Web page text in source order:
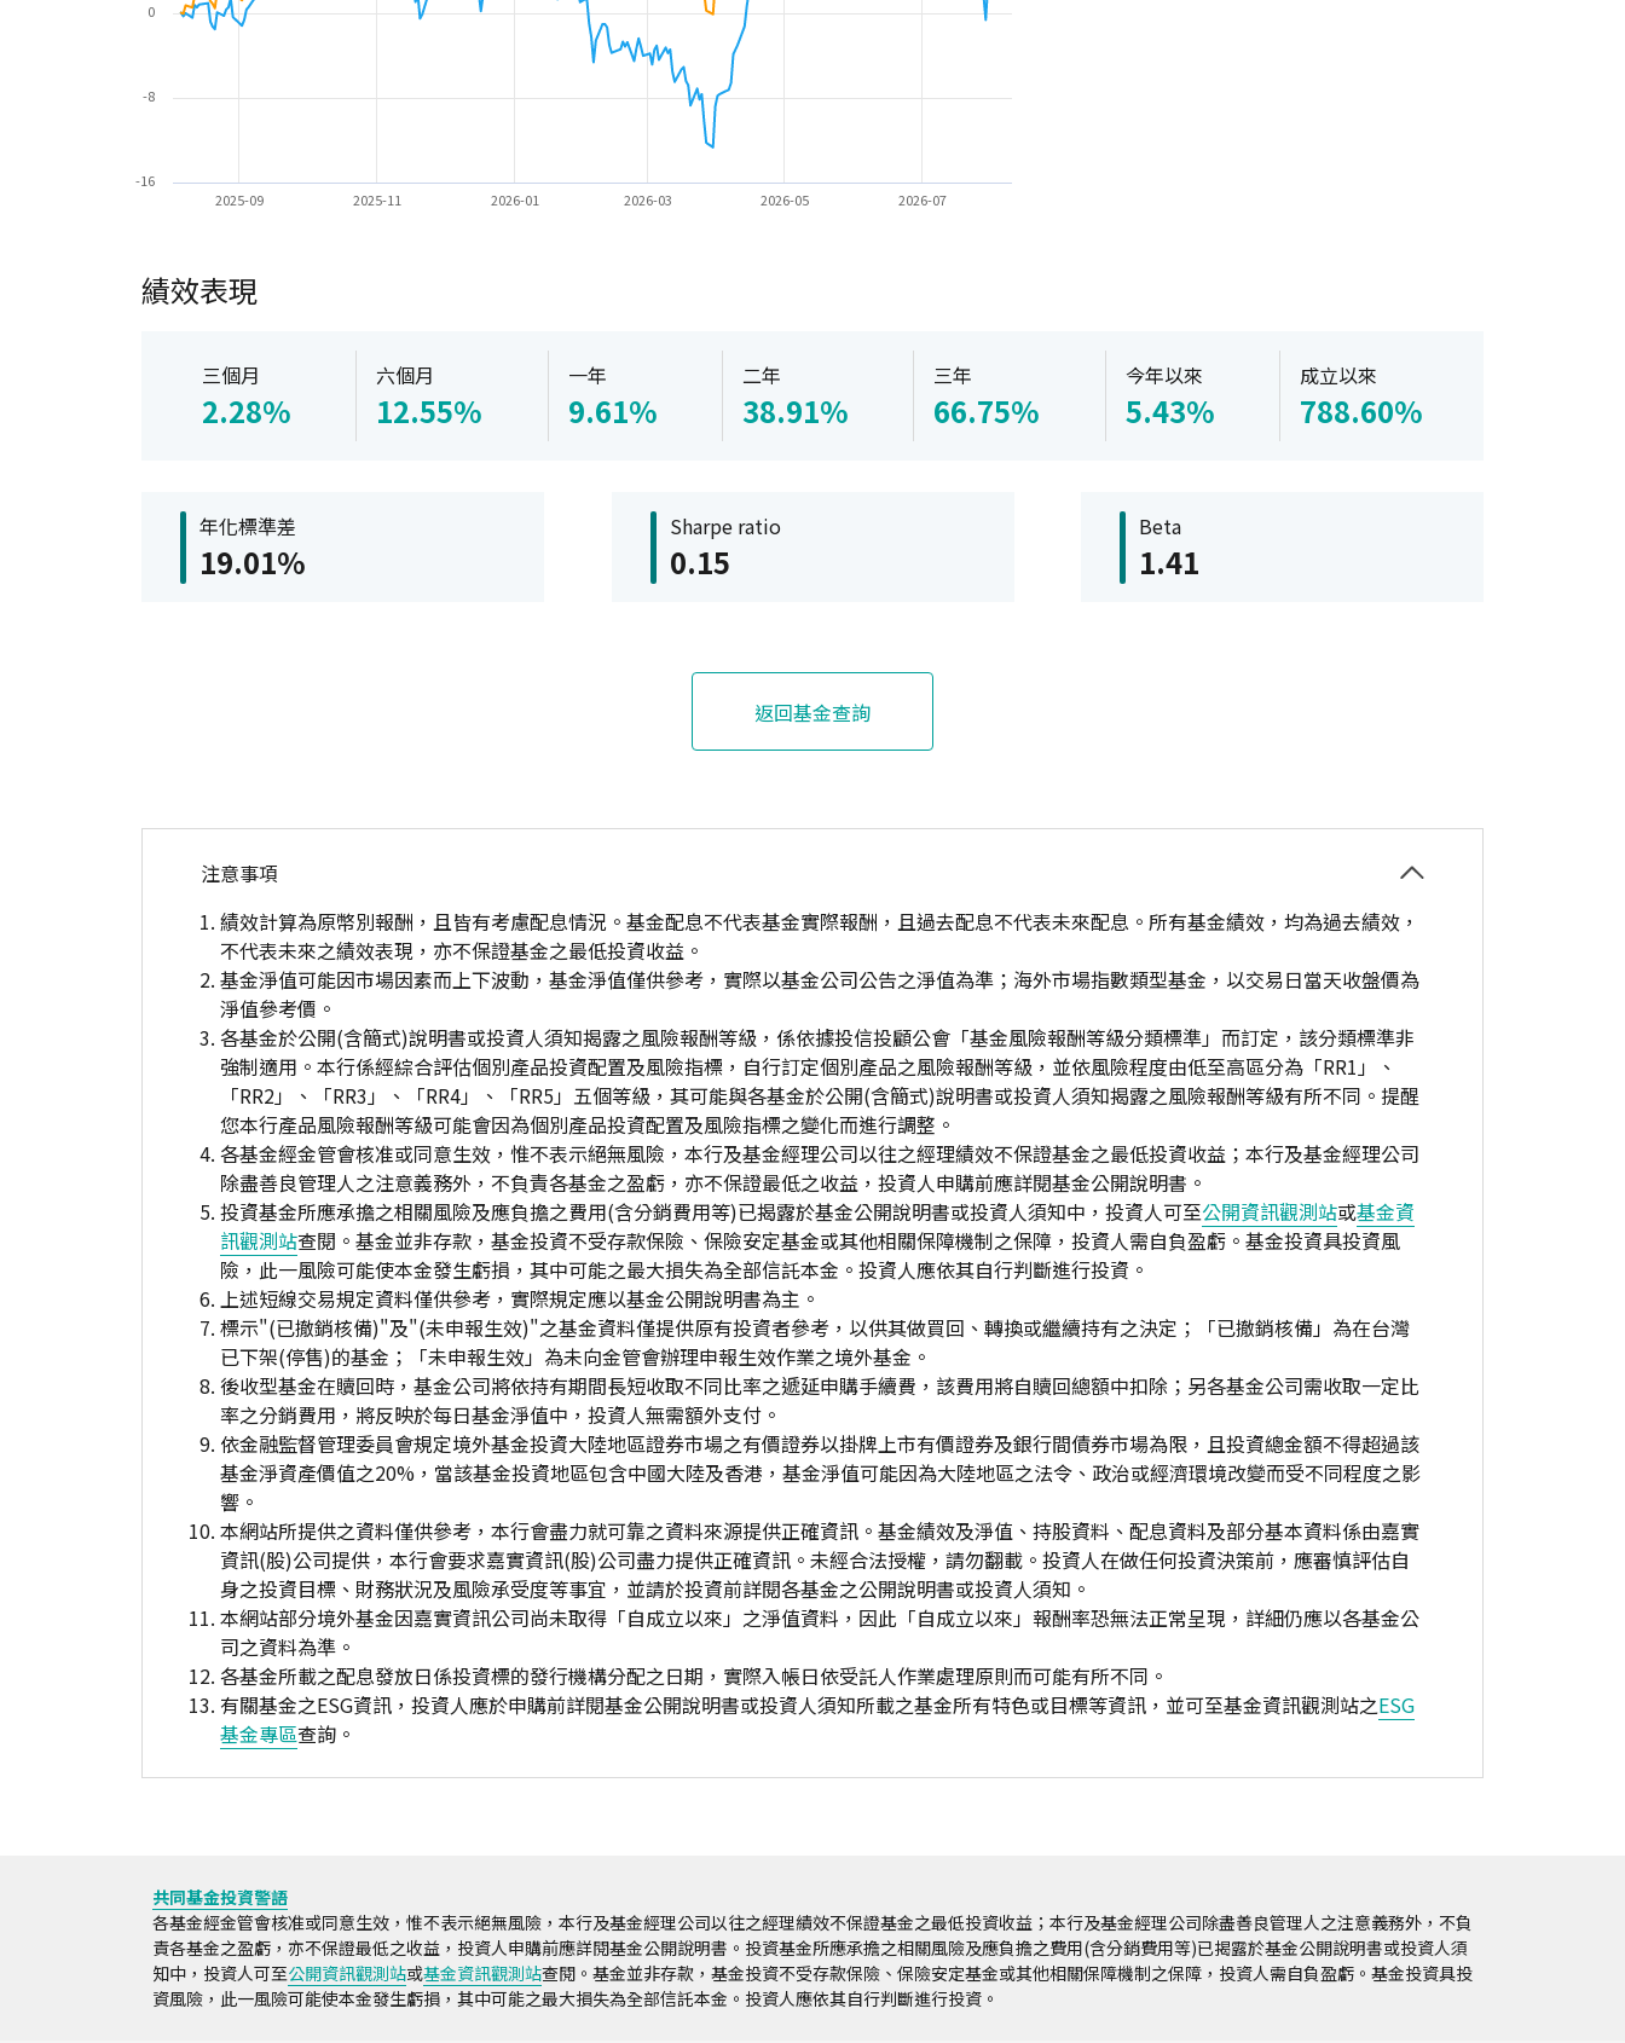
2025-09 2025-11 2026-01 2026-03 2026-05 2026-07
-16
-8
0
績效表現
三個月
2.28%
六個月
12.55%
一年
9.61%
二年
38.91%
三年
66.75%
今年以來
5.43%
成立以來
788.60%
年化標準差
19.01%
Sharpe ratio
0.15
Beta
1.41
返回基金查詢
注意事項
績效計算為原幣別報酬，且皆有考慮配息情況。基金配息不代表基金實際報酬，且過去配息不代表未來配息。所有基金績效，均為過去績效，
不代表未來之績效表現，亦不保證基金之最低投資收益。
基金淨值可能因市場因素而上下波動，基金淨值僅供參考，實際以基金公司公告之淨值為準；海外市場指數類型基金，以交易日當天收盤價為
淨值參考價。
各基金於公開(含簡式)說明書或投資人須知揭露之風險報酬等級，係依據投信投顧公會「基金風險報酬等級分類標準」而訂定，該分類標準非
強制適用。本行係經綜合評估個別產品投資配置及風險指標，自行訂定個別產品之風險報酬等級，並依風險程度由低至高區分為「RR1」、
「RR2」、「RR3」、「RR4」、「RR5」五個等級，其可能與各基金於公開(含簡式)說明書或投資人須知揭露之風險報酬等級有所不同。提醒
您本行產品風險報酬等級可能會因為個別產品投資配置及風險指標之變化而進行調整。
各基金經金管會核准或同意生效，惟不表示絕無風險，本行及基金經理公司以往之經理績效不保證基金之最低投資收益；本行及基金經理公司
除盡善良管理人之注意義務外，不負責各基金之盈虧，亦不保證最低之收益，投資人申購前應詳閱基金公開說明書。
投資基金所應承擔之相關風險及應負擔之費用(含分銷費用等)已揭露於基金公開說明書或投資人須知中，投資人可至公開資訊觀測站或基金資
訊觀測站查閱。基金並非存款，基金投資不受存款保險、保險安定基金或其他相關保障機制之保障，投資人需自負盈虧。基金投資具投資風
險，此一風險可能使本金發生虧損，其中可能之最大損失為全部信託本金。投資人應依其自行判斷進行投資。
上述短線交易規定資料僅供參考，實際規定應以基金公開說明書為主。
標示"(已撤銷核備)"及"(未申報生效)"之基金資料僅提供原有投資者參考，以供其做買回、轉換或繼續持有之決定；「已撤銷核備」為在台灣
已下架(停售)的基金；「未申報生效」為未向金管會辦理申報生效作業之境外基金。
後收型基金在贖回時，基金公司將依持有期間長短收取不同比率之遞延申購手續費，該費用將自贖回總額中扣除；另各基金公司需收取一定比
率之分銷費用，將反映於每日基金淨值中，投資人無需額外支付。
依金融監督管理委員會規定境外基金投資大陸地區證券市場之有價證券以掛牌上市有價證券及銀行間債券市場為限，且投資總金額不得超過該
基金淨資產價值之20%，當該基金投資地區包含中國大陸及香港，基金淨值可能因為大陸地區之法令、政治或經濟環境改變而受不同程度之影
響。
本網站所提供之資料僅供參考，本行會盡力就可靠之資料來源提供正確資訊。基金績效及淨值、持股資料、配息資料及部分基本資料係由嘉實
資訊(股)公司提供，本行會要求嘉實資訊(股)公司盡力提供正確資訊。未經合法授權，請勿翻載。投資人在做任何投資決策前，應審慎評估自
身之投資目標、財務狀況及風險承受度等事宜，並請於投資前詳閱各基金之公開說明書或投資人須知。
本網站部分境外基金因嘉實資訊公司尚未取得「自成立以來」之淨值資料，因此「自成立以來」報酬率恐無法正常呈現，詳細仍應以各基金公
司之資料為準。
各基金所載之配息發放日係投資標的發行機構分配之日期，實際入帳日依受託人作業處理原則而可能有所不同。
有關基金之ESG資訊，投資人應於申購前詳閱基金公開說明書或投資人須知所載之基金所有特色或目標等資訊，並可至基金資訊觀測站之ESG
基金專區查詢。
共同基金投資警語
各基金經金管會核准或同意生效，惟不表示絕無風險，本行及基金經理公司以往之經理績效不保證基金之最低投資收益；本行及基金經理公司除盡善良管理人之注意義務外，不負
責各基金之盈虧，亦不保證最低之收益，投資人申購前應詳閱基金公開說明書。投資基金所應承擔之相關風險及應負擔之費用(含分銷費用等)已揭露於基金公開說明書或投資人須
知中，投資人可至公開資訊觀測站或基金資訊觀測站查閱。基金並非存款，基金投資不受存款保險、保險安定基金或其他相關保障機制之保障，投資人需自負盈虧。基金投資具投
資風險，此一風險可能使本金發生虧損，其中可能之最大損失為全部信託本金。投資人應依其自行判斷進行投資。